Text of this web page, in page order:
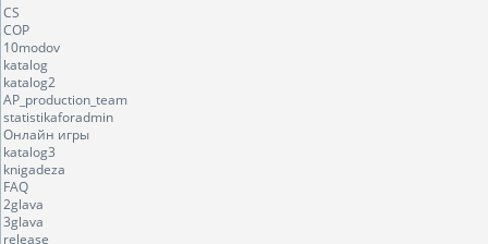
CS
COP
10modov
katalog
katalog2
AP_production_team
statistikaforadmin
Онлайн игры
katalog3
knigadeza
FAQ
2glava
3glava
release